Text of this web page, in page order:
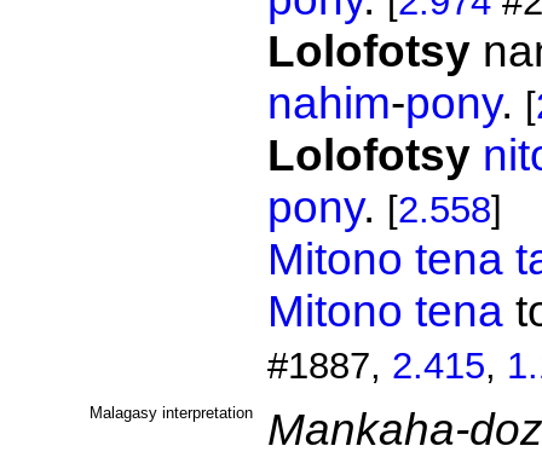
Lolofotsy
nahim-pony. [
Lolofotsy
pony. [2.558]
Mitono tena
Mitono tena
#1887, 2.415,
Malagasy interpretation Mankaha-